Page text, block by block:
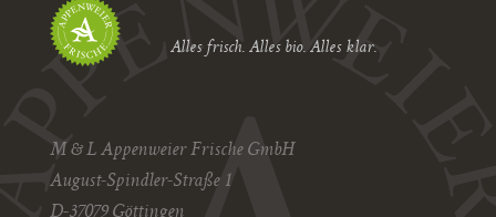
Alles frisch. Alles bio. Alles klar.
M & L Appenweier Frische GmbH
August-Spindler-Straße 1
D-37079 Göttingen